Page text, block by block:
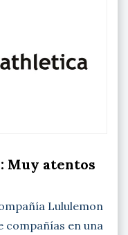
Muy atentos
Lululemon
compañías en una